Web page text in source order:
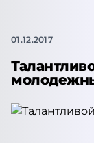
01.12.2017